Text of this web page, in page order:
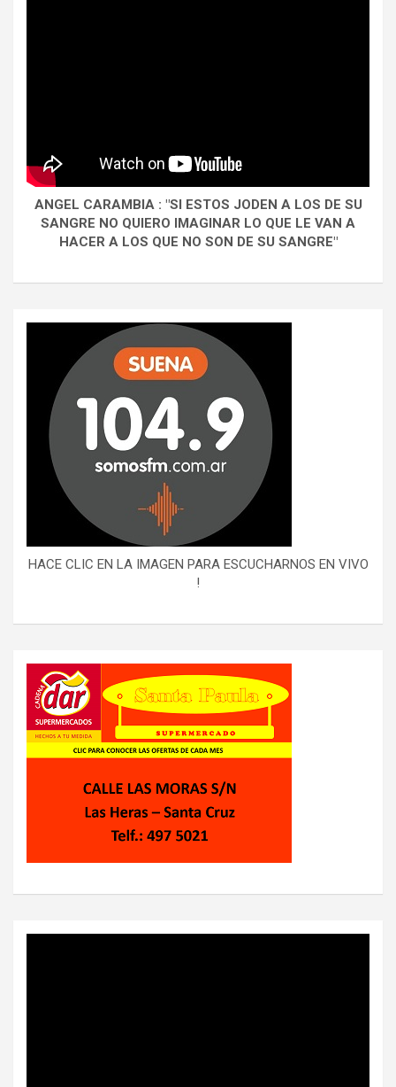
ANGEL CARAMBIA : "SI ESTOS JODEN A LOS DE SU
SANGRE NO QUIERO IMAGINAR LO QUE LE VAN A
HACER A LOS QUE NO SON DE SU SANGRE"
HACE CLIC EN LA IMAGEN PARA ESCUCHARNOS EN VIVO
!